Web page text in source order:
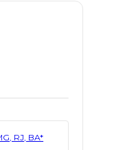
RJ, BA*